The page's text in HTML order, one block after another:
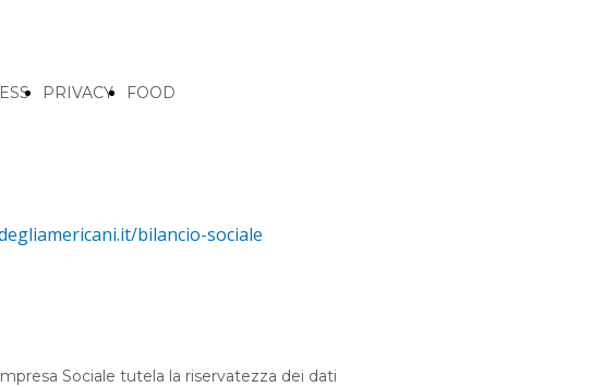
PRIVACY FOOD
bilancio-sociale
Sociale tutela la riservatezza dei dati